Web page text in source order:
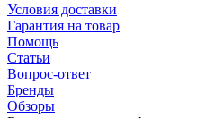
Условия доставки
Гарантия на товар
Помощь
Статьи
Вопрос-ответ
Бренды
Обзоры